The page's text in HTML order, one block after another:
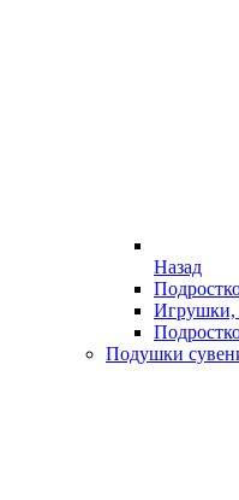
Назад
Игрушки,
Подушки